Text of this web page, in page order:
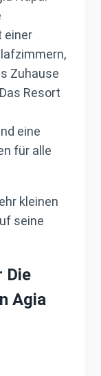
einer
Zuhause
Resort
eine
für alle
kleinen
seine
Die
Agia